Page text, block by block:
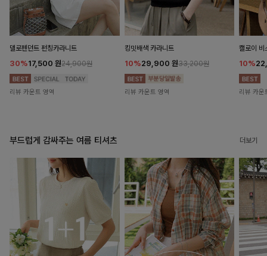
델로펜던트 펀칭카라니트
30%17,500 원24,900원
리뷰 카운트 영역
킹밋배색 카라니트
10%29,900 원33,200원
리뷰 카운트 영역
캘로이 비
10%
리뷰 카운
부드럽게 감싸주는 여름 티셔츠 더보기